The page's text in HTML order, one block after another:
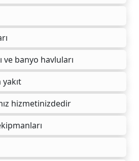
ve banyo havluları
hizmetinizdedir